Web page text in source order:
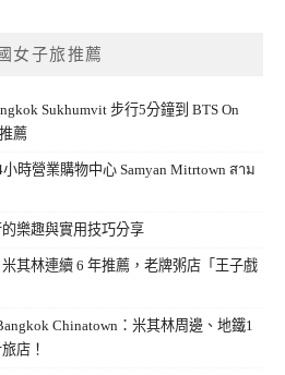
女子旅推薦
Sukhumvit 步行5分鐘到 BTS On
薦
時營業購物中心 Samyan Mitrtown สาม
樂趣與實用技巧分享
其林連續 6 年推薦，老牌粥店「王子戲
Chinatown：米其林周邊、地鐵1
店！